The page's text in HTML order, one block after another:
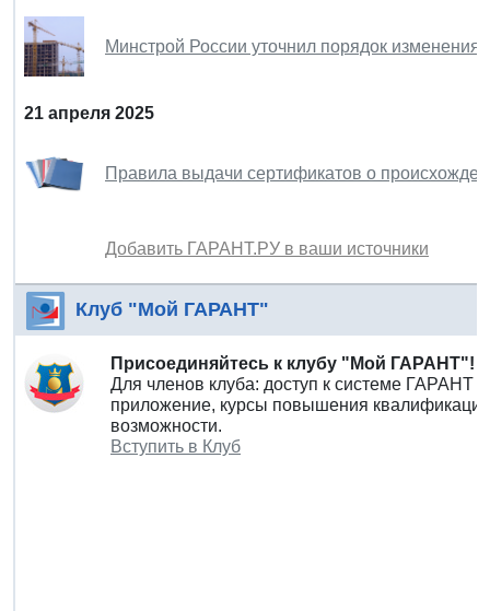
Минстрой России уточнил порядок изменения
21 апреля 2025
Правила выдачи сертификатов о
Добавить ГАРАНТ.РУ в ваши источники
Клуб "Мой ГАРАНТ"
Присоединяйтесь к клубу "Мой ГАРАНТ"!
Для членов клуба: доступ к системе ГАРАНТ
приложение, курсы повышения
возможности.
Вступить в Клуб